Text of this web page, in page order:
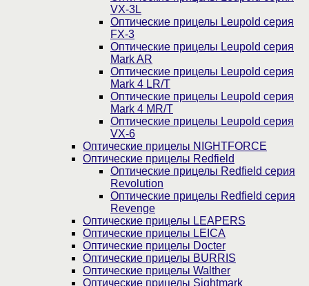
VX-3L
Оптические прицелы Leupold серия
FX-3
Оптические прицелы Leupold серия
Mark AR
Оптические прицелы Leupold серия
Mark 4 LR/T
Оптические прицелы Leupold серия
Mark 4 MR/T
Оптические прицелы Leupold серия
VX-6
Оптические прицелы NIGHTFORCE
Оптические прицелы Redfield
Оптические прицелы Redfield серия
Revolution
Оптические прицелы Redfield серия
Revenge
Оптические прицелы LEAPERS
Оптические прицелы LEICA
Оптические прицелы Docter
Оптические прицелы BURRIS
Оптические прицелы Walther
Оптические прицелы Sightmark